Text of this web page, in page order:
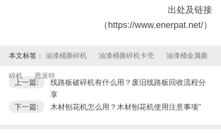
出处及链接
（https://www.enerpat.net/）
本文标签： 油漆桶撕碎机 油漆桶撕碎机卡壳 油漆桶金属撕
碎机 恩派特
上一篇:
线路板破碎机有什么用？废旧线路板回收流程分
享
下一篇:
木材刨花机怎么用？木材刨花机使用注意事项"